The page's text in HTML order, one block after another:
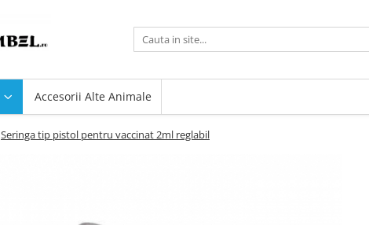
Accesorii Alte Animale
Seringa tip pistol pentru vaccinat 2ml reglabil